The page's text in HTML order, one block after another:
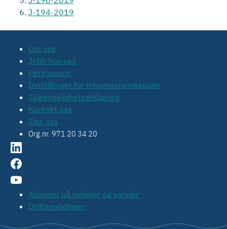
J-194-2019
Om oss
Jobb hos oss
Personvern
Innstillinger for informasjonskapsler
Tilgjengelighetserklæring
Kontakt oss
Tips oss
Org.nr. 971 20 34 20
Abonner på nyheter og varsler
Driftsmeldinger